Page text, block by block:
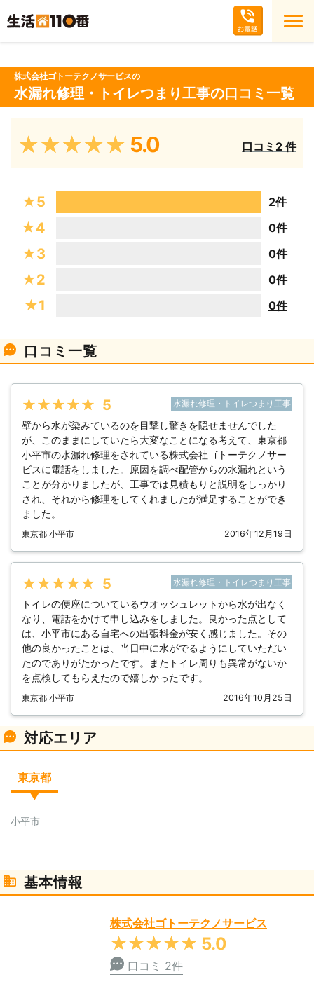
株式会社ゴトーテクノサービスの
水漏れ修理・トイレつまり工事の口コミ一覧
★★★★★ 5.0 口コミ 2 件
★5 2件
★4 0件
★3 0件
★2 0件
★1 0件
口コミ一覧
★★★★★ 5 水漏れ修理・トイレつまり工事
壁から水が染みているのを目撃し驚きを隠せませんでした
が、このままにしていたら大変なことになる考えて、東京都
小平市の水漏れ修理をされている株式会社ゴトーテクノサー
ビスに電話をしました。原因を調べ配管からの水漏れという
ことが分かりましたが、工事では見積もりと説明をしっかり
され、それから修理をしてくれましたが満足することができ
ました。
東京都 小平市 2016年12月19日
★★★★★ 5 水漏れ修理・トイレつまり工事
トイレの便座についているウオッシュレットから水が出なく
なり、電話をかけて申し込みをしました。良かった点として
は、小平市にある自宅への出張料金が安く感じました。その
他の良かったことは、当日中に水がでるようにしていただい
たのでありがたかったです。またトイレ周りも異常がないか
を点検してもらえたので嬉しかったです。
東京都 小平市 2016年10月25日
対応エリア
東京都
小平市
基本情報
株式会社ゴトーテクノサービス
★★★★★ 5.0
口コミ 2件